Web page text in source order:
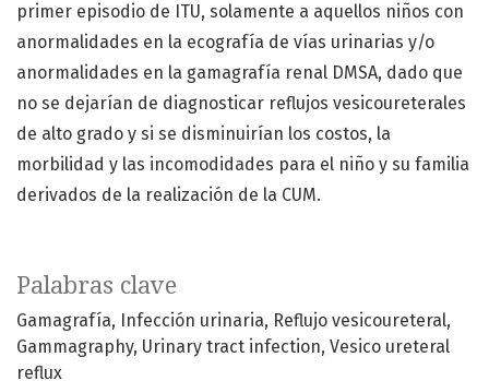
Palabras clave
Gamagrafía Infección urinaria
Reflujo vesicoureteral
Gammagraphy Urinary tract infection Vesico ureteral
reflux
primer episodio de ITU, solamente a aquellos niños con
anormalidades en la ecografía de vías urinarias y/o
anormalidades en la gamagrafía renal DMSA, dado que
no se dejarían de diagnosticar reflujos vesicoureterales
de alto grado y si se disminuirían los costos, la
morbilidad y las incomodidades para el niño y su familia
derivados de la realización de la CUM.